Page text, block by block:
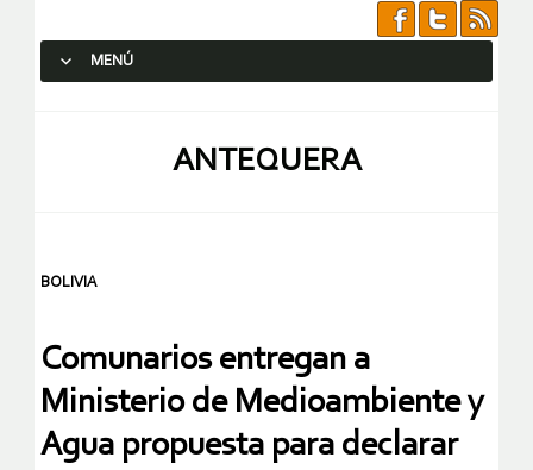
MENÚ
ANTEQUERA
BOLIVIA
Comunarios entregan a
Ministerio de Medioambiente y
Agua propuesta para declarar